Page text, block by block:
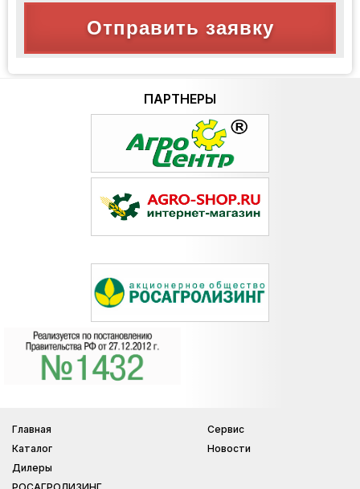
Отправить заявку
ПАРТНЕРЫ
Главная
Каталог
Дилеры
Сервис
Новости